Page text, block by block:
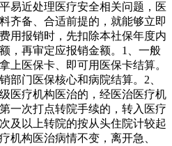
易近处理医疗安全相关问题，医
齐备、合适前提的，就能够立即
用报销时，先扣除本社保年度内
，再审定应报销金额。1、一般
上医保卡、即可用医保卡结算。
部门医保核心和病院结算。2、
医疗机构医治的，经医治医疗机
一次打点转院手续的，转入医疗
及以上转院的按从头住院计较起
机构医治病情不变，离开急、